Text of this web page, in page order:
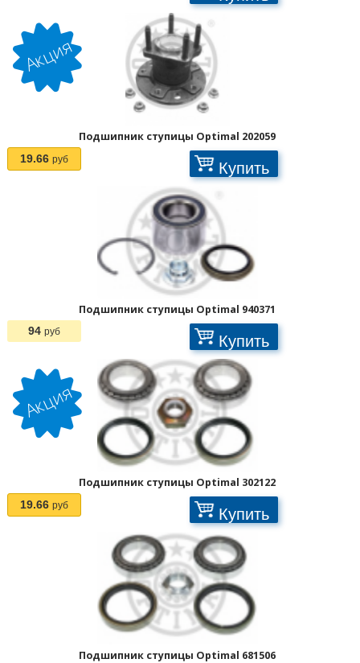
Подшипник ступицы Optimal 202059
19.66 руб Купить
Подшипник ступицы Optimal 940371
94 руб Купить
Подшипник ступицы Optimal 302122
19.66 руб Купить
Подшипник ступицы Optimal 681506
1 2 3 > >>